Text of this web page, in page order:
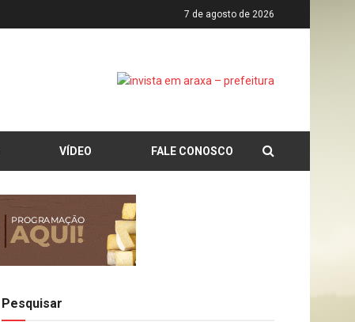
7 de agosto de 2026
VÍDEO FALE CONOSCO
Pesquisar